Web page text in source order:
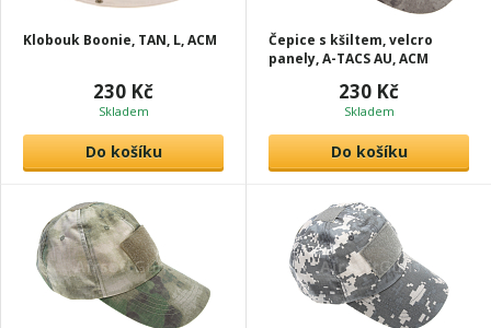
Klobouk Boonie, TAN, L, ACM
230 Kč
Skladem
Do košíku
Čepice s kšiltem, velcro
panely, A-TACS AU, ACM
230 Kč
Skladem
Do košíku